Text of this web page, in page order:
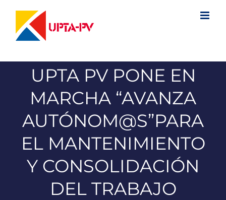
contenido
UPTA PV PONE EN
MARCHA “AVANZA
AUTÓNOM@S”PARA
EL MANTENIMIENTO
Y CONSOLIDACIÓN
DEL TRABAJO